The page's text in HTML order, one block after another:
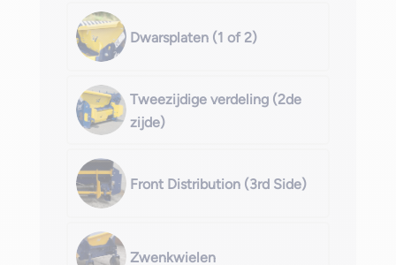
Dwarsplaten (1 of 2)
Tweezijdige verdeling (2de
zijde)
Front Distribution (3rd Side)
Zwenkwielen